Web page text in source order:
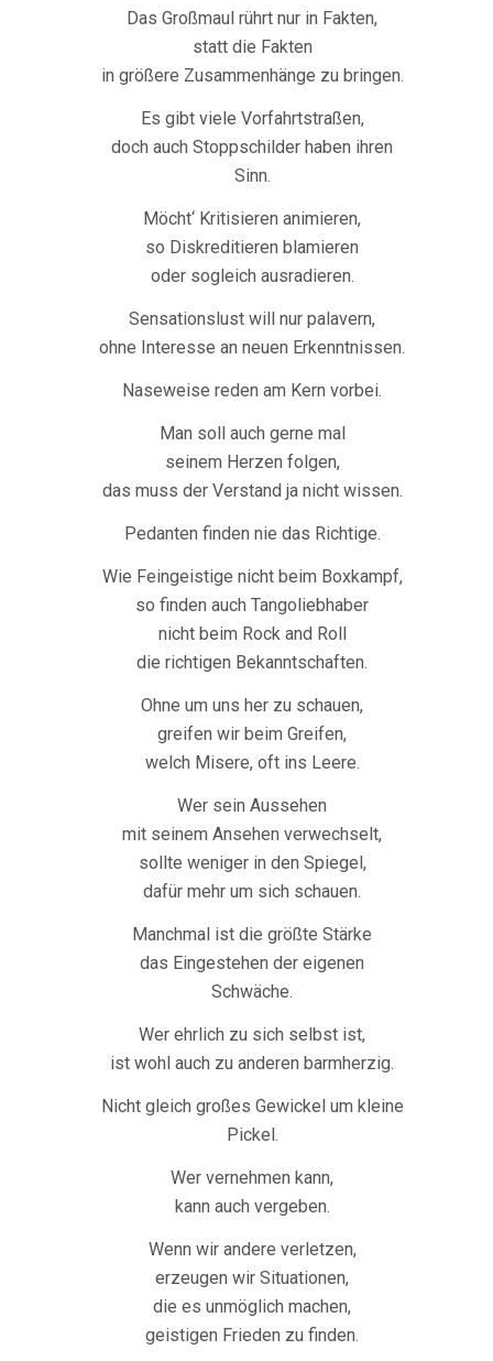
Das Großmaul rührt nur in Fakten,
statt die Fakten
in größere Zusammenhänge zu bringen.
Es gibt viele Vorfahrtstraßen,
doch auch Stoppschilder haben ihren
Sinn.
Möcht‘ Kritisieren animieren,
so Diskreditieren blamieren
oder sogleich ausradieren.
Sensationslust will nur palavern,
ohne Interesse an neuen Erkenntnissen.
Naseweise reden am Kern vorbei.
Man soll auch gerne mal
seinem Herzen folgen,
das muss der Verstand ja nicht wissen.
Pedanten finden nie das Richtige.
Wie Feingeistige nicht beim Boxkampf,
so finden auch Tangoliebhaber
nicht beim Rock and Roll
die richtigen Bekanntschaften.
Ohne um uns her zu schauen,
greifen wir beim Greifen,
welch Misere, oft ins Leere.
Wer sein Aussehen
mit seinem Ansehen verwechselt,
sollte weniger in den Spiegel,
dafür mehr um sich schauen.
Manchmal ist die größte Stärke
das Eingestehen der eigenen
Schwäche.
Wer ehrlich zu sich selbst ist,
ist wohl auch zu anderen barmherzig.
Nicht gleich großes Gewickel um kleine
Pickel.
Wer vernehmen kann,
kann auch vergeben.
Wenn wir andere verletzen,
erzeugen wir Situationen,
die es unmöglich machen,
geistigen Frieden zu finden.